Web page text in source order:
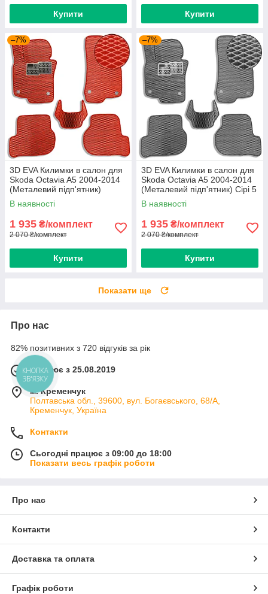
Купити Купити
–7%
3D EVA Килимки в салон для
Skoda Octavia A5 2004-2014
(Металевий підп'ятник)
Червоні 5 шт
В наявності
1 935 ₴/комплект
2 070 ₴/комплект
Купити
–7%
3D EVA Килимки в салон для
Skoda Octavia A5 2004-2014
(Металевий підп'ятник) Сірі 5
шт
В наявності
1 935 ₴/комплект
2 070 ₴/комплект
Купити
Показати ще
Про нас
82% позитивних з 720 відгуків за рік
Працює з 25.08.2019
м. Кременчук
Полтавська обл., 39600, вул. Богаєвського, 68/А,
Кременчук, Україна
Контакти
Сьогодні працює з 09:00 до 18:00
Показати весь графік роботи
Про нас
Контакти
Доставка та оплата
Графік роботи
КНОПКА
ЗВ'ЯЗКУ